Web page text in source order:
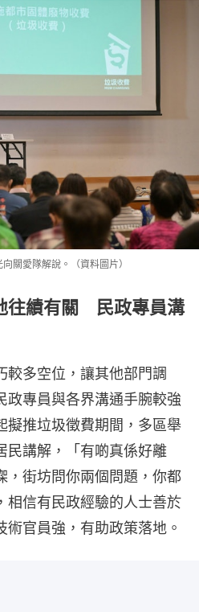
關愛隊解說。（資料圖片）
往績有關 民政專員溝
較多空位，讓其他部門調
政專員與各界溝通手腕較強
擬推垃圾徵費期間，多區舉
民講解，「有啲真係好離
，街坊問你兩個問題，你都
相信有民政經驗的人士善於
官員強，有助政策落地。